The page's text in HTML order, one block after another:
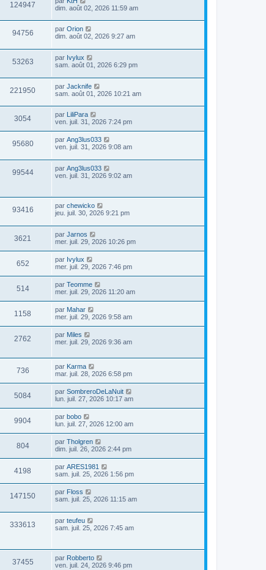
124947
dim. août 02, 2026 11:59 am
94756 par Orion
dim. août 02, 2026 9:27 am
53263 par Ivylux
sam. août 01, 2026 6:29 pm
221950 par Jacknife
sam. août 01, 2026 10:21 am
3054 par LiliPara
ven. juil. 31, 2026 7:24 pm
95680 par Ang3lus033
ven. juil. 31, 2026 9:08 am
99544 par Ang3lus033
ven. juil. 31, 2026 9:02 am
93416 par chewicko
jeu. juil. 30, 2026 9:21 pm
3621 par Jarnos
mer. juil. 29, 2026 10:26 pm
652 par Ivylux
mer. juil. 29, 2026 7:46 pm
514 par Teomme
mer. juil. 29, 2026 11:20 am
1158 par Mahar
mer. juil. 29, 2026 9:58 am
2762 par Miles
mer. juil. 29, 2026 9:36 am
736 par Karma
mar. juil. 28, 2026 6:58 pm
5084 par SombreroDeLaNuit
lun. juil. 27, 2026 10:17 am
9904 par bobo
lun. juil. 27, 2026 12:00 am
804 par Tholgren
dim. juil. 26, 2026 2:44 pm
4198 par ARES1981
sam. juil. 25, 2026 1:56 pm
147150 par Floss
sam. juil. 25, 2026 11:15 am
333613 par teufeu
sam. juil. 25, 2026 7:45 am
37455 par Robberto
ven. juil. 24, 2026 9:46 pm